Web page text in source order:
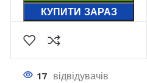
КУПИТИ ЗАРАЗ
17 відвідувачів